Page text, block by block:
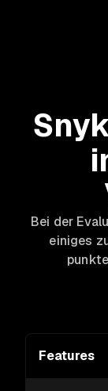
Bei der
einiges
Features